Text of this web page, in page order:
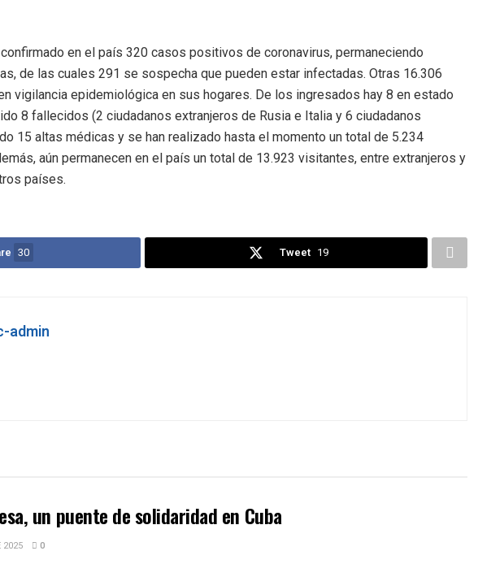
en el país 320 casos positivos de coronavirus, permaneciendo
de las cuales 291 se sospecha que pueden estar infectadas. Otras 16.306
vigilancia epidemiológica en sus hogares. De los ingresados hay 8 en estado
8 fallecidos (2 ciudadanos extranjeros de Rusia e Italia y 6 ciudadanos
15 altas médicas y se han realizado hasta el momento un total de 5.234
aún permanecen en el país un total de 13.923 visitantes, entre extranjeros y
países.
30 Tweet 19
admin
un puente de solidaridad en Cuba
2025 0